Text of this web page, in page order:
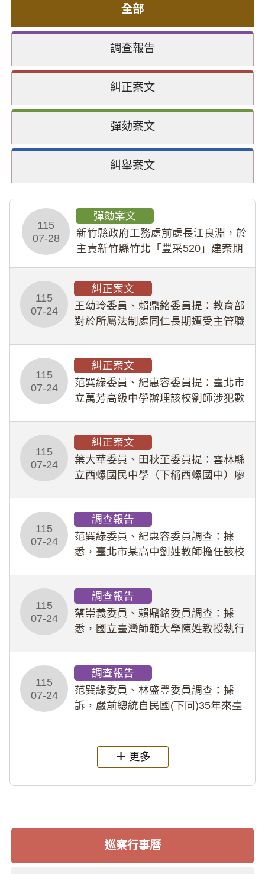
全部
調查報告
糾正案文
彈劾案文
糾舉案文
115
07-28
彈劾案文
新竹縣政府工務處前處長江良淵，於
主責新竹縣竹北「豐采520」建案期
幣1,483萬餘元，並長期收受建商餽
贈；復罔顧公共安全，圖利默許建商
於停工期間
115
07-24
糾正案文
王幼玲委員、賴鼎銘委員提：教育部
對於所屬法制處同仁長期遭受主管職
人員保障法」及「職業安全衛生法」
所定維護公務人員
115
07-24
糾正案文
范巽綠委員、紀惠容委員提：臺北市
立萬芳高級中學辦理該校劉師涉犯數
業把關與糾錯功能，不僅首份調查報
告漏未審酌師生不
115
07-24
糾正案文
葉大華委員、田秋堇委員提：雲林縣
立西螺國民中學（下稱西螺國中）廖
教羽球隊學生等行為，歷經該校校園
事件處理會議（下
115
07-24
調查報告
范巽綠委員、紀惠容委員調查：據
悉，臺北市某高中劉姓教師擔任該校
行拍攝特定樣態性影像並以手機傳送
劉師。該生因畏懼成
115
07-24
調查報告
蔡崇義委員、賴鼎銘委員調查：據
悉，國立臺灣師範大學陳姓教授執行
術倫理等情案調查報告。(115教調
31)
115
07-24
調查報告
范巽綠委員、林盛豐委員調查：據
訴，嚴前總統自民國(下同)35年來臺
過世後，總統府於89年間函請其家屬
繼續留住
更多
巡察行事曆